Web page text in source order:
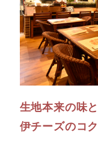
生地本来の味
伊チーズのコ